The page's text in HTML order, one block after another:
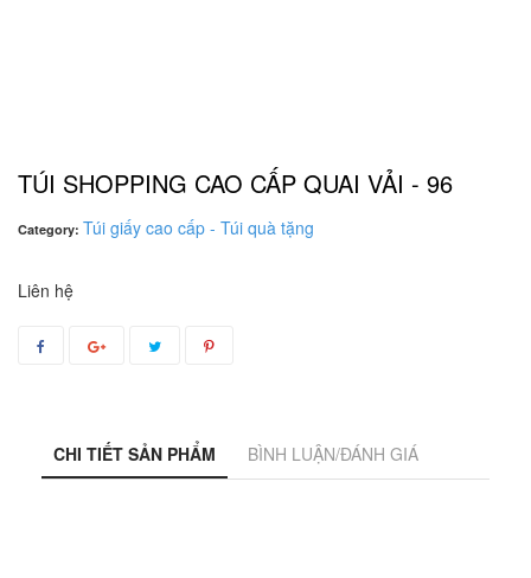
TÚI SHOPPING CAO CẤP QUAI VẢI - 96
Category: Túi giấy cao cấp - Túi quà tặng
Liên hệ
CHI TIẾT SẢN PHẨM BÌNH LUẬN/ĐÁNH GIÁ